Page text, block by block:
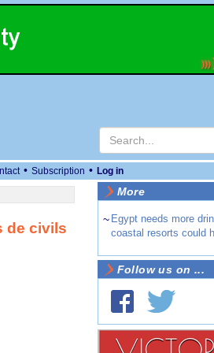
• Subscription • Log in
de civils
More
~ Egypt needs more
coastal resorts could
Follow us on ...